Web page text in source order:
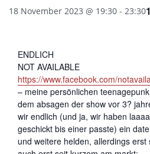
18 November 2023 @ 19:30 - 23:30
ENDLICH
NOT AVAILABLE
https://www.facebook.com/
– meine persönlichen
dem absagen der show vor 3?
wir endlich (und ja, wir haben
geschickt bis einer passte) ein
und weitere helden, allerdings